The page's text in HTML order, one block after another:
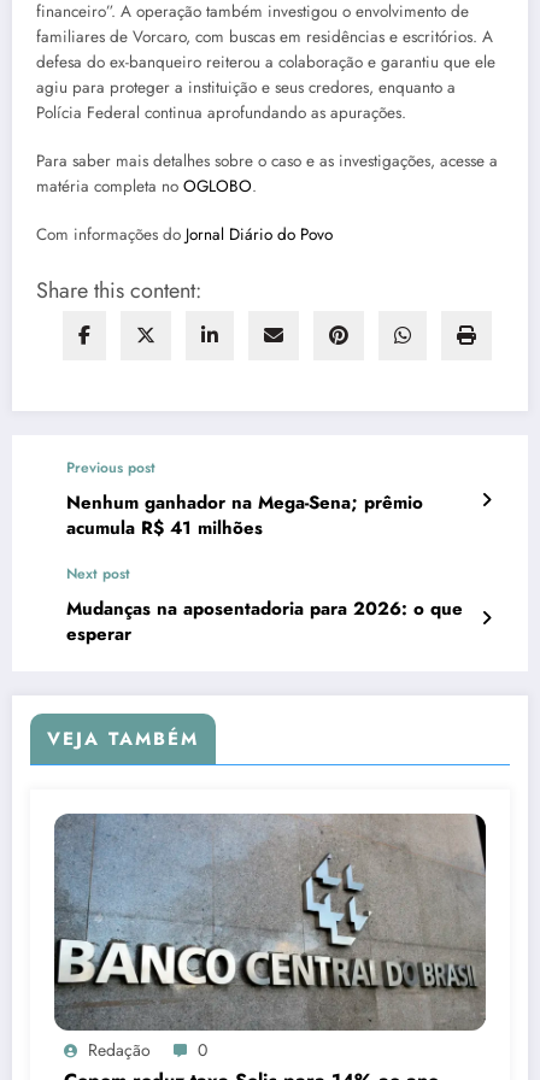
financeiro”. A operação também investigou o envolvimento de
familiares de Vorcaro, com buscas em residências e escritórios. A
defesa do ex-banqueiro reiterou a colaboração e garantiu que ele
agiu para proteger a instituição e seus credores, enquanto a
Polícia Federal continua aprofundando as apurações.
Para saber mais detalhes sobre o caso e as investigações, acesse a
matéria completa no OGLOBO.
Com informações do Jornal Diário do Povo
Share this content:
Previous post
Nenhum ganhador na Mega-Sena; prêmio
acumula R$ 41 milhões
Next post
Mudanças na aposentadoria para 2026: o que
esperar
VEJA TAMBÉM
Redação 0